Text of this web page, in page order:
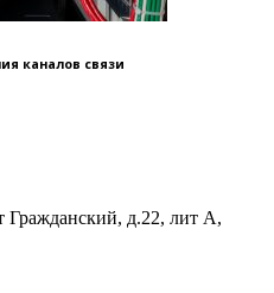
каналов связи
Гражданский, д.22, лит А,